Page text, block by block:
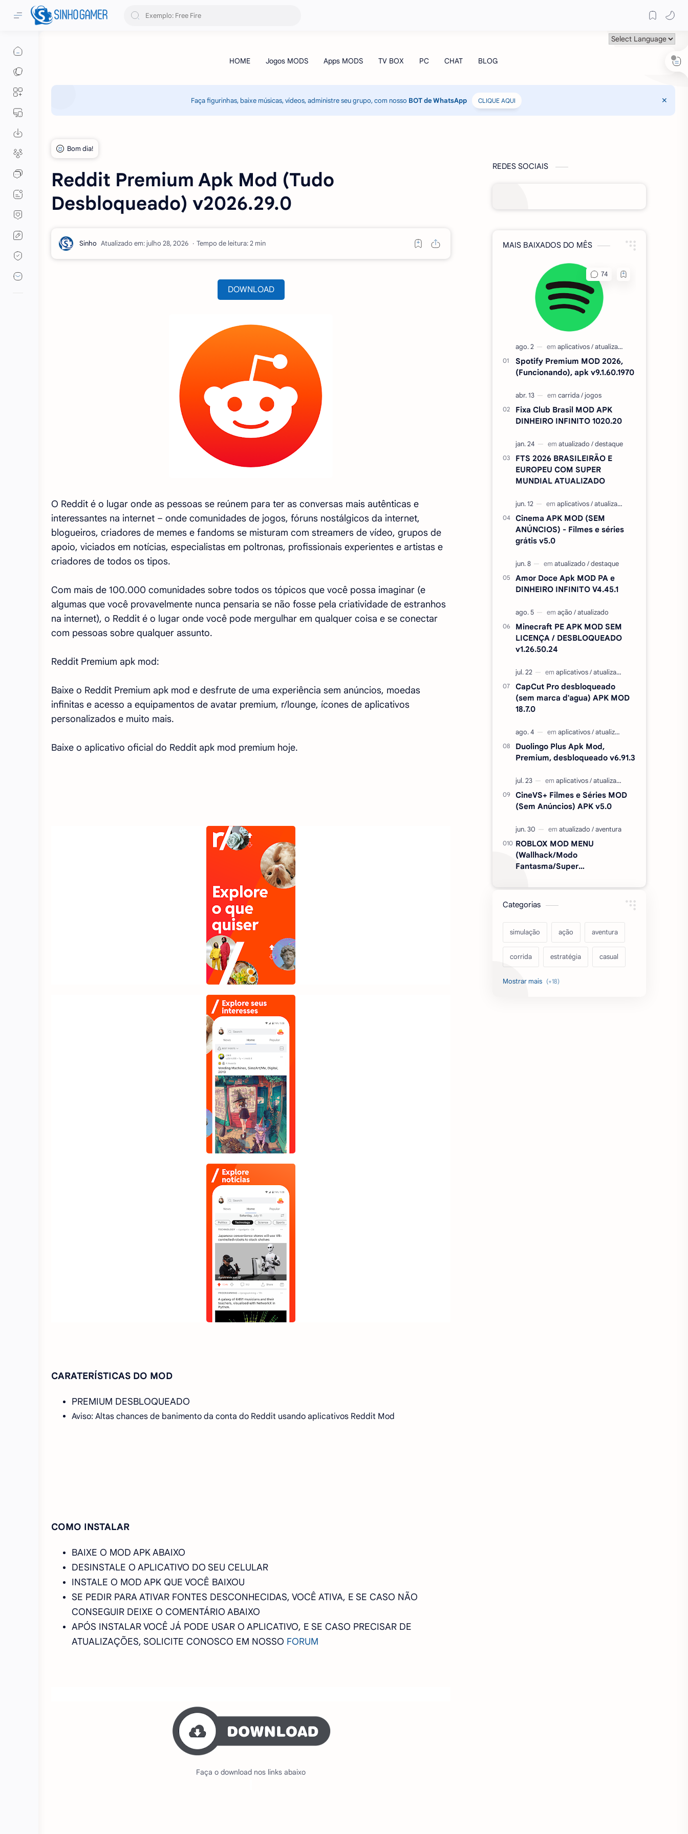
Faça figurinhas, baixe músicas, vídeos, administre seu grupo, com nosso BOT de WhatsApp CLIQUE AQUI
Reddit Premium Apk Mod (Tudo
Desbloqueado) v2026.29.0
Atualizado em: Tempo de leitura: 2 min
DOWNLOAD
O Reddit é o lugar onde as pessoas se reúnem para ter as conversas mais autênticas e
interessantes na internet – onde comunidades de jogos, fóruns nostálgicos da internet,
blogueiros, criadores de memes e fandoms se misturam com streamers de vídeo, grupos de
apoio, viciados em notícias, especialistas em poltronas, profissionais experientes e artistas e
criadores de todos os tipos.
Com mais de 100.000 comunidades sobre todos os tópicos que você possa imaginar (e
algumas que você provavelmente nunca pensaria se não fosse pela criatividade de estranhos
na internet), o Reddit é o lugar onde você pode mergulhar em qualquer coisa e se conectar
com pessoas sobre qualquer assunto.
Reddit Premium apk mod:
Baixe o Reddit Premium apk mod e desfrute de uma experiência sem anúncios, moedas
infinitas e acesso a equipamentos de avatar premium, r/lounge, ícones de aplicativos
personalizados e muito mais.
Baixe o aplicativo oficial do Reddit apk mod premium hoje.
CARATERÍSTICAS DO MOD
PREMIUM DESBLOQUEADO
Aviso: Altas chances de banimento da conta do Reddit usando aplicativos Reddit Mod
COMO INSTALAR
BAIXE O MOD APK ABAIXO
DESINSTALE O APLICATIVO DO SEU CELULAR
INSTALE O MOD APK QUE VOCÊ BAIXOU
SE PEDIR PARA ATIVAR FONTES DESCONHECIDAS, VOCÊ ATIVA, E SE CASO NÃO
CONSEGUIR DEIXE O COMENTÁRIO ABAIXO
APÓS INSTALAR VOCÊ JÁ PODE USAR O APLICATIVO, E SE CASO PRECISAR DE
ATUALIZAÇÕES, SOLICITE CONOSCO EM NOSSO FORUM
Faça o download nos links abaixo
REDES SOCIAIS
MAIS BAIXADOS DO MÊS
Spotify Premium MOD 2026,
(Funcionando), apk v9.1.60.1970
Fixa Club Brasil MOD APK
DINHEIRO INFINITO 1020.20
FTS 2026 BRASILEIRÃO E
EUROPEU COM SUPER
MUNDIAL ATUALIZADO
Cinema APK MOD (SEM
ANÚNCIOS) - Filmes e séries
grátis v5.0
Amor Doce Apk MOD PA e
DINHEIRO INFINITO V4.45.1
Minecraft PE APK MOD SEM
LICENÇA / DESBLOQUEADO
v1.26.50.24
CapCut Pro desbloqueado
(sem marca d'agua) APK MOD
18.7.0
Duolingo Plus Apk Mod,
Premium, desbloqueado v6.91.3
CineVS+ Filmes e Séries MOD
(Sem Anúncios) APK v5.0
ROBLOX MOD MENU
(Wallhack/Modo
Fantasma/Super
Categorias
simulação ação aventura
corrida estratégia casual
acarde esportes